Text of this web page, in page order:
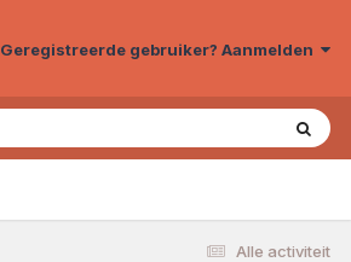
Geregistreerde gebruiker? Aanmelden
Alle activiteit